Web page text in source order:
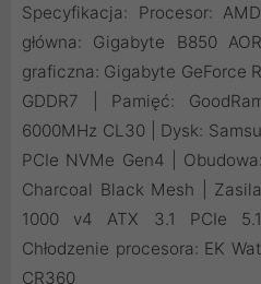
Specyfikacja: Procesor:
główna: Gigabyte B850
graficzna: Gigabyte GeForce
GDDR7 | Pamięć:
6000MHz CL30 | Dysk:
PCIe NVMe Gen4 |
Charcoal Black Mesh |
1000 v4 ATX 3.1 PCIe
Chłodzenie procesora: EK
CR360